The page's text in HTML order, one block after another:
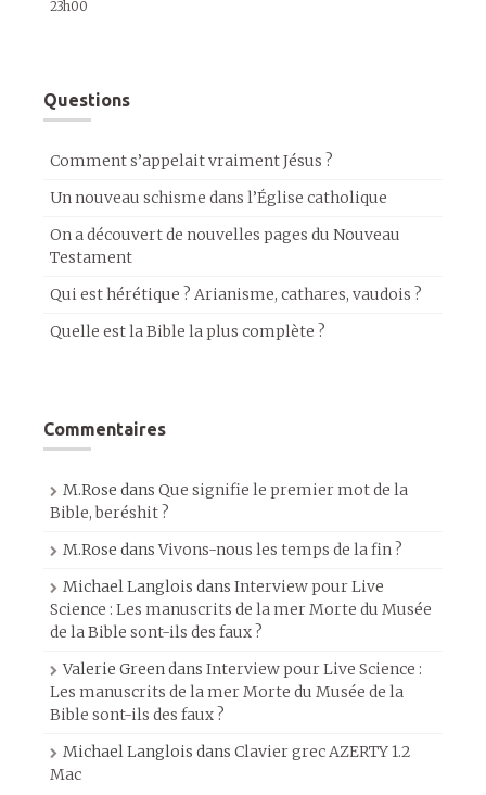
23h00
Questions
Comment s’appelait vraiment Jésus ?
Un nouveau schisme dans l’Église catholique
On a découvert de nouvelles pages du Nouveau
Testament
Qui est hérétique ? Arianisme, cathares, vaudois ?
Quelle est la Bible la plus complète ?
Commentaires
M.Rose dans Que signifie le premier mot de la
Bible, beréshit ?
M.Rose dansVivons-nous les temps de la fin ?
Michael Langlois dans Interview pour Live
Science : Les manuscrits de la mer Morte du Musée
de la Bible sont-ils des faux ?
Valerie Greendans Interview pour Live Science :
Les manuscrits de la mer Morte du Musée de la
Bible sont-ils des faux ?
Michael Langlois dans Clavier grec AZERTY 1.2
Mac